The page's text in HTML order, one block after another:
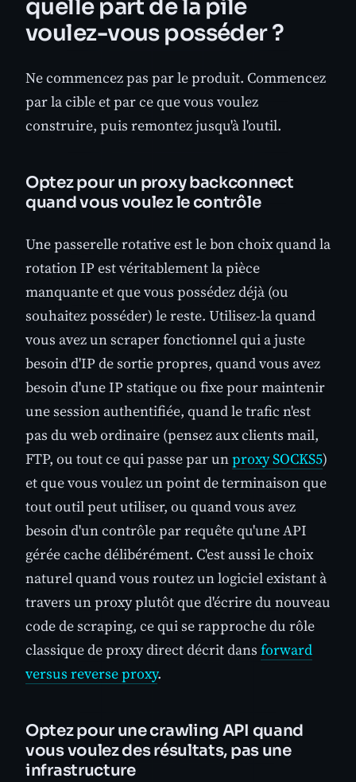
quelle part de la pile
voulez-vous posséder ?
Ne commencez pas par le produit. Commencez
par la cible et par ce que vous voulez
construire, puis remontez jusqu'à l'outil.
Optez pour un proxy backconnect
quand vous voulez le contrôle
Une passerelle rotative est le bon choix quand la
rotation IP est véritablement la pièce
manquante et que vous possédez déjà (ou
souhaitez posséder) le reste. Utilisez-la quand
vous avez un scraper fonctionnel qui a juste
besoin d'IP de sortie propres, quand vous avez
besoin d'une IP statique ou fixe pour maintenir
une session authentifiée, quand le trafic n'est
pas du web ordinaire (pensez aux clients mail,
FTP, ou tout ce qui passe par unproxy SOCKS5)
et que vous voulez un point de terminaison que
tout outil peut utiliser, ou quand vous avez
besoin d'un contrôle par requête qu'une API
gérée cache délibérément. C'est aussi le choix
naturel quand vous routez un logiciel existant à
travers un proxy plutôt que d'écrire du nouveau
code de scraping, ce qui se rapproche du rôle
classique de proxy direct décrit dans forward
versus reverse proxy.
Optez pour une crawling API quand
vous voulez des résultats, pas une
infrastructure